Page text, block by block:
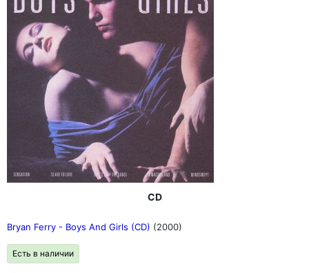
CD
Bryan Ferry - Boys And Girls (CD) (2000)
Есть в наличии